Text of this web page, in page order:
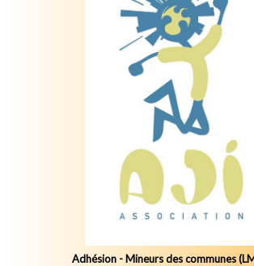
Adhésion - Mineurs des communes